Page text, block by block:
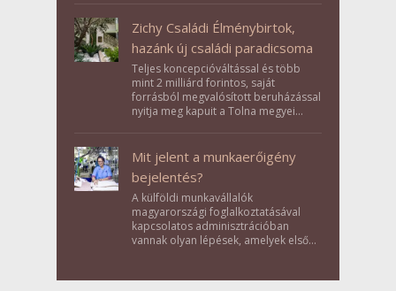
Zichy Családi Élménybirtok,
hazánk új családi paradicsoma
Teljes koncepcióváltással és több
mint 2 milliárd forintos, saját
forrásból megvalósított beruházással
nyitja meg kapuit a Tolna megyei
Mit jelent a munkaerőigény
bejelentés?
A külföldi munkavállalók
magyarországi foglalkoztatásával
kapcsolatos adminisztrációban
vannak olyan lépések, amelyek első
szerepet töltenek be az egész